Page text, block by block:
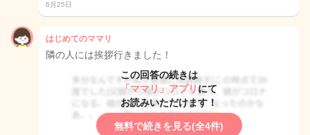
6月25日
はじめてのママリ
隣の人には挨拶行きました！
この回答の続きは
「ママリ」アプリ にて
お読みいただけます！
無料で続きを見る(全4件)